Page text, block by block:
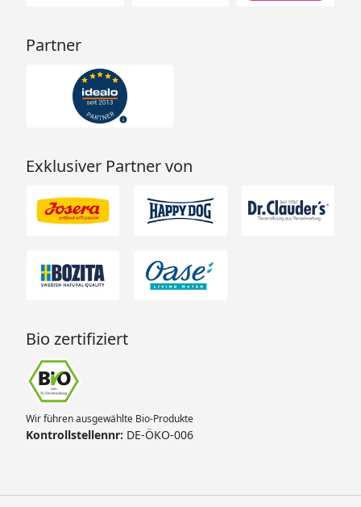
Partner
Exklusiver Partner von
Bio zertifiziert
Wir führen ausgewählte Bio-Produkte
Kontrollstellennr: DE-ÖKO-006